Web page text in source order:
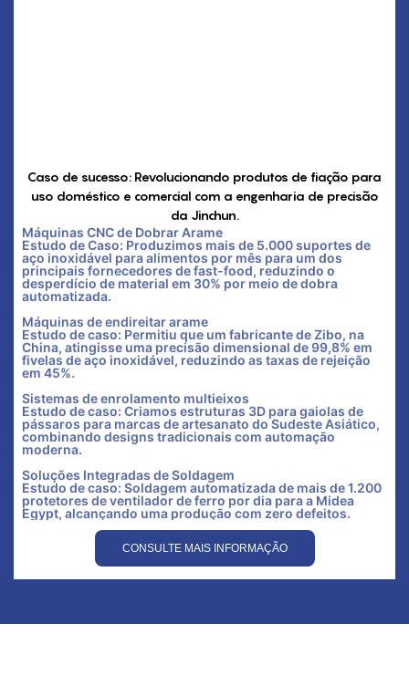
Caso de sucesso: Revolucionando produtos de fiação para
uso doméstico e comercial com a engenharia de precisão
da Jinchun.
Máquinas CNC de Dobrar Arame
Estudo de Caso: Produzimos mais de 5.000 suportes de
aço inoxidável para alimentos por mês para um dos
principais fornecedores de fast-food, reduzindo o
desperdício de material em 30% por meio de dobra
automatizada.
Máquinas de endireitar arame
Estudo de caso: Permitiu que um fabricante de Zibo, na
China, atingisse uma precisão dimensional de 99,8% em
fivelas de aço inoxidável, reduzindo as taxas de rejeição
em 45%.
Sistemas de enrolamento multieixos
Estudo de caso: Criamos estruturas 3D para gaiolas de
pássaros para marcas de artesanato do Sudeste Asiático,
combinando designs tradicionais com automação
moderna.
Soluções Integradas de Soldagem
Estudo de caso: Soldagem automatizada de mais de 1.200
protetores de ventilador de ferro por dia para a Midea
Egypt, alcançando uma produção com zero defeitos.
CONSULTE MAIS INFORMAÇÃO